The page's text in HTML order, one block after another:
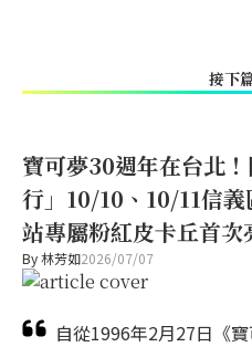
接下
寶可夢30週年在台北
行」10/10、10/11信
站專屬粉紅皮卡丘首次
By林芳如2026/07/07
自從1996年2月27日《